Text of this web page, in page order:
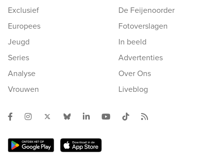
Exclusief
Europees
Jeugd
Series
Analyse
Vrouwen
De Feijenoorder
Fotoverslagen
In beeld
Advertenties
Over Ons
Liveblog